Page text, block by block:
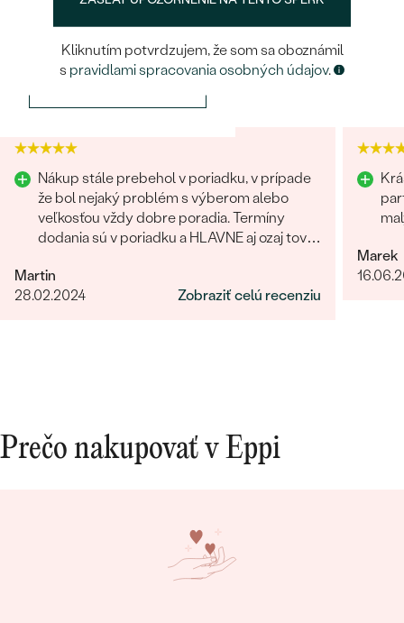
Heuréka recenzieGoogle recenzie
Nákup stále prebehol v poriadku, v prípade
že bol nejaký problém s výberom alebo
veľkosťou vždy dobre poradia. Termíny
dodania sú v poriadku a HLAVNE aj ozaj tovar
Martin
28.02.2024
Zobraziť celú recenziu
Marek
Prečo nakupovať v Eppi
Kliknutím potvrdzujem, že som sa oboznámil
s pravidlami spracovania osobných údajov.